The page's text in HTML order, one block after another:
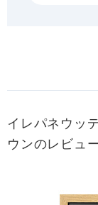
イレパネウッ
ウンのレビュ